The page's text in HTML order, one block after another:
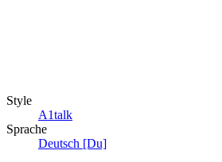
Style
A1talk
Sprache
Deutsch [Du]